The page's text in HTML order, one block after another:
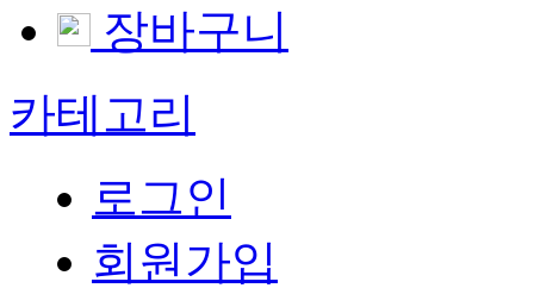
장바구니
카테고리
로그인
회원가입